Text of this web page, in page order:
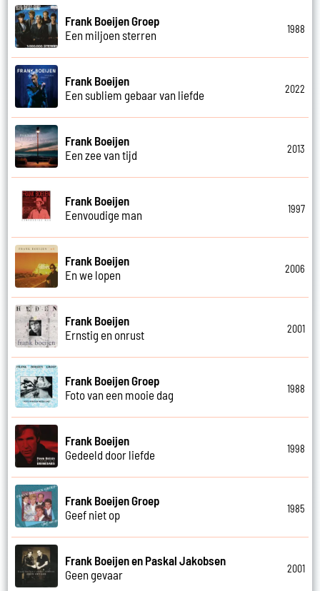
Frank Boeijen Groep
Een miljoen sterren
1988
Frank Boeijen
Een subliem gebaar van liefde
2022
Frank Boeijen
Een zee van tijd
2013
Frank Boeijen
Eenvoudige man
1997
Frank Boeijen
En we lopen
2006
Frank Boeijen
Ernstig en onrust
2001
Frank Boeijen Groep
Foto van een mooie dag
1988
Frank Boeijen
Gedeeld door liefde
1998
Frank Boeijen Groep
Geef niet op
1985
Frank Boeijen en Paskal Jakobsen
Geen gevaar
2001